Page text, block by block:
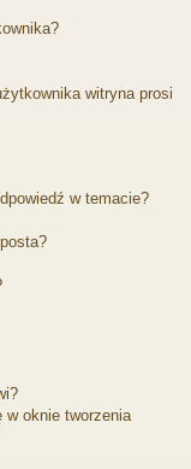
witryna prosi
w temacie?
w oknie tworzenia